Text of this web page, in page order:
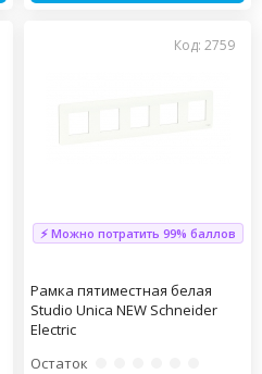
Код: 2759
⚡ Можно потратить 99% баллов
Рамка пятиместная белая
Studio Unica NEW Schneider
Electric
Остаток